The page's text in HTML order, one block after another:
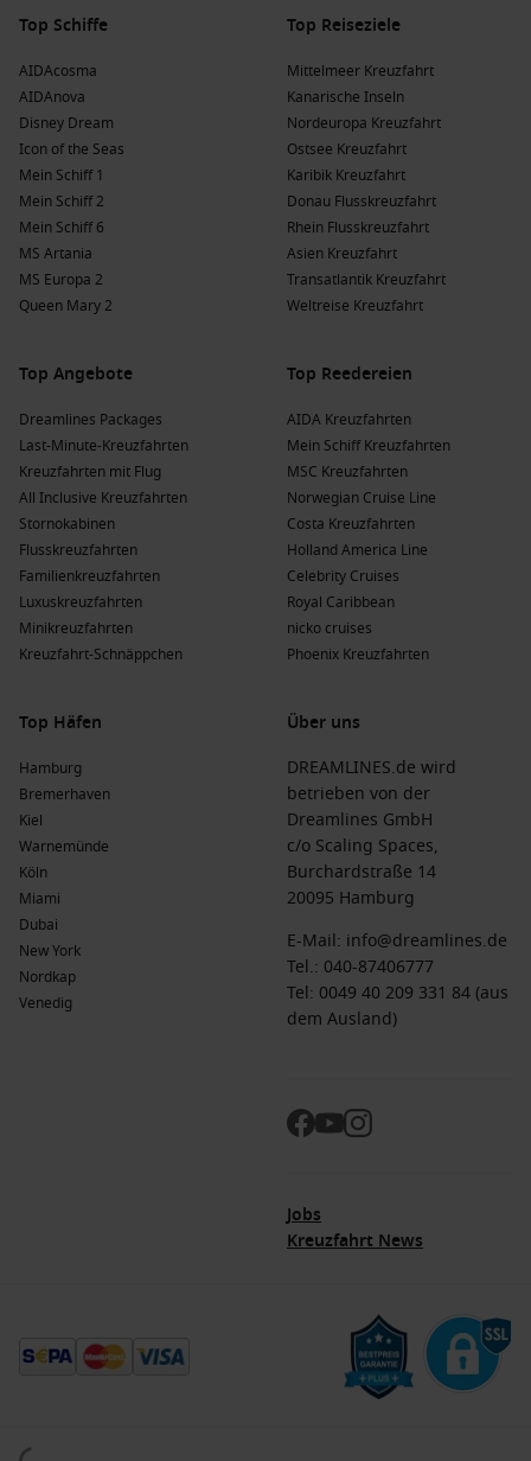
Top Schiffe
AIDAcosma
AIDAnova
Disney Dream
Icon of the Seas
Mein Schiff 1
Mein Schiff 2
Mein Schiff 6
MS Artania
MS Europa 2
Queen Mary 2
Top Reiseziele
Mittelmeer Kreuzfahrt
Kanarische Inseln
Nordeuropa Kreuzfahrt
Ostsee Kreuzfahrt
Karibik Kreuzfahrt
Donau Flusskreuzfahrt
Rhein Flusskreuzfahrt
Asien Kreuzfahrt
Transatlantik Kreuzfahrt
Weltreise Kreuzfahrt
Top Angebote
Dreamlines Packages
Last-Minute-Kreuzfahrten
Kreuzfahrten mit Flug
All Inclusive Kreuzfahrten
Stornokabinen
Flusskreuzfahrten
Familienkreuzfahrten
Luxuskreuzfahrten
Minikreuzfahrten
Kreuzfahrt-Schnäppchen
Top Reedereien
AIDA Kreuzfahrten
Mein Schiff Kreuzfahrten
MSC Kreuzfahrten
Norwegian Cruise Line
Costa Kreuzfahrten
Holland America Line
Celebrity Cruises
Royal Caribbean
nicko cruises
Phoenix Kreuzfahrten
Top Häfen
Hamburg
Bremerhaven
Kiel
Warnemünde
Köln
Miami
Dubai
New York
Nordkap
Venedig
Über uns
DREAMLINES.de wird
betrieben von der
Dreamlines GmbH
c/o Scaling Spaces,
Burchardstraße 14
20095 Hamburg
E-Mail: info@dreamlines.de
Tel.: 040-87406777
Tel: 0049 40 209 331 84 (aus
dem Ausland)
Jobs
Kreuzfahrt News
sind urheberrechtlich geschützt und dürfen nicht ohne Erlaubnis verwendet werden.